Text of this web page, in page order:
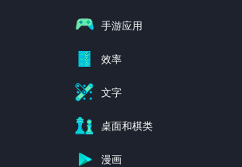
手游应用
效率
文字
桌面和棋类
漫画